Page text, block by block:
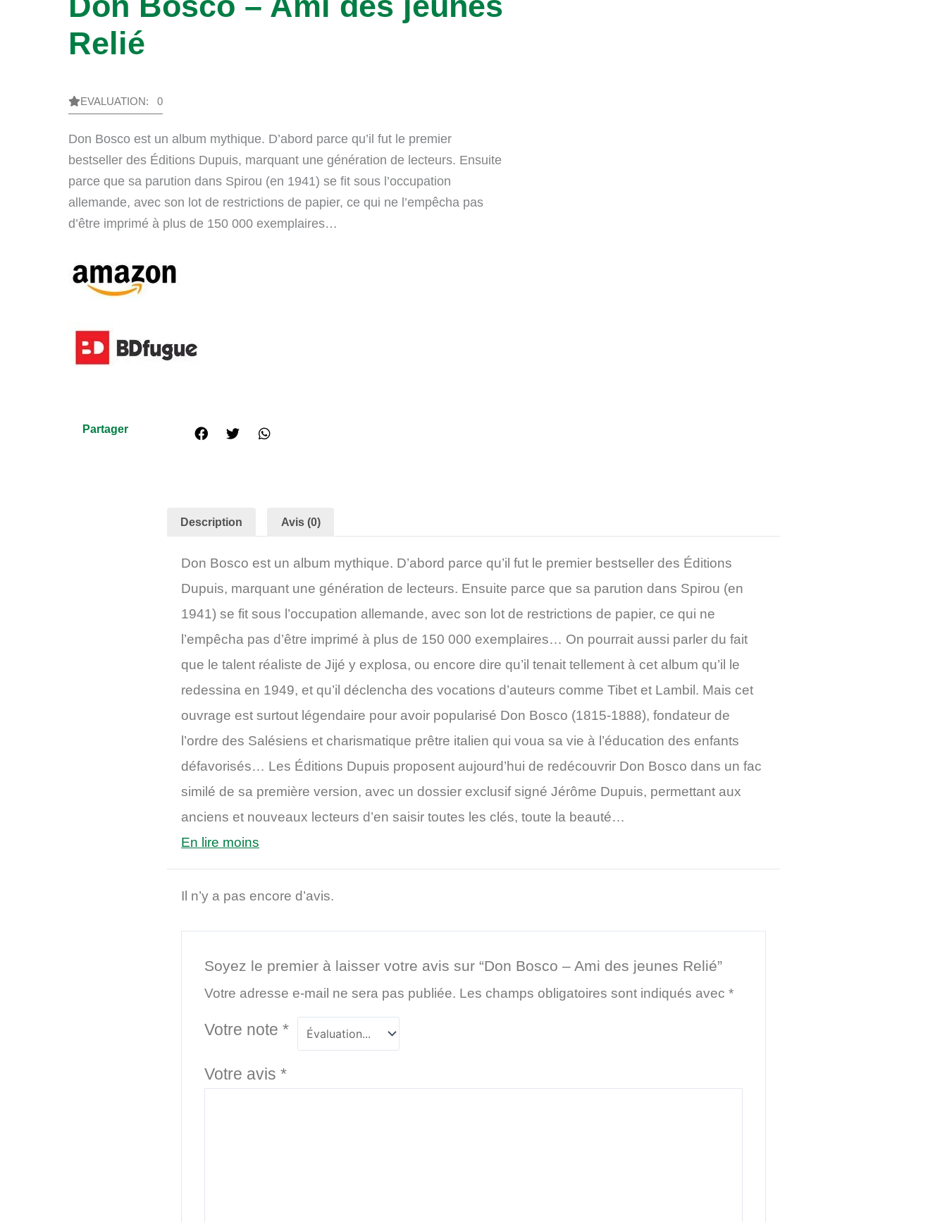
Relié
EVALUATION: 0
Don Bosco est un album mythique. D’abord parce qu’il fut le premier
bestseller des Éditions Dupuis, marquant une génération de lecteurs. Ensuite
parce que sa parution dans Spirou (en 1941) se fit sous l’occupation
allemande, avec son lot de restrictions de papier, ce qui ne l’empêcha pas
d’être imprimé à plus de 150 000 exemplaires…
Partager
Description Avis (0)
Don Bosco est un album mythique. D’abord parce qu’il fut le premier bestseller des Éditions
Dupuis, marquant une génération de lecteurs. Ensuite parce que sa parution dans Spirou (en
1941) se fit sous l’occupation allemande, avec son lot de restrictions de papier, ce qui ne
l’empêcha pas d’être imprimé à plus de 150 000 exemplaires… On pourrait aussi parler du fait
que le talent réaliste de Jijé y explosa, ou encore dire qu’il tenait tellement à cet album qu’il le
redessina en 1949, et qu’il déclencha des vocations d’auteurs comme Tibet et Lambil. Mais cet
ouvrage est surtout légendaire pour avoir popularisé Don Bosco (1815-1888), fondateur de
l’ordre des Salésiens et charismatique prêtre italien qui voua sa vie à l’éducation des enfants
défavorisés… Les Éditions Dupuis proposent aujourd’hui de redécouvrir Don Bosco dans un fac
similé de sa première version, avec un dossier exclusif signé Jérôme Dupuis, permettant aux
anciens et nouveaux lecteurs d’en saisir toutes les clés, toute la beauté…
En lire moins
Il n’y a pas encore d’avis.
Soyez le premier à laisser votre avis sur “Don Bosco – Ami des jeunes Relié”
Votre adresse e-mail ne sera pas publiée. Les champs obligatoires sont indiqués avec*
Votre note*
Votre avis*